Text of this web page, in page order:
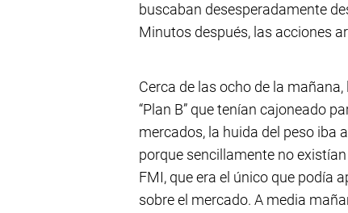
buscaban desesperadamente
Minutos después, las acciones
Cerca de las ocho de la
“Plan B” que tenían cajoneado
mercados, la huida del peso iba
porque sencillamente no
FMI, que era el único que podía
sobre el mercado. A media